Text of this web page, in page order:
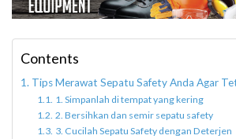
Contents
Tips Merawat Sepatu Safety Anda Agar
1. Simpanlah di tempat yang kering
2. Bersihkan dan semir sepatu safety
3. Cucilah Sepatu Safety dengan Deterjen